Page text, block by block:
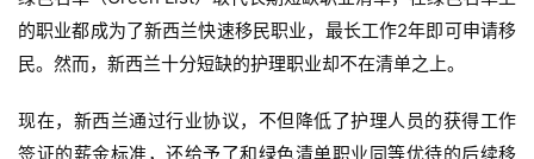
的职业都成为了新西兰快速移民职业，最长工作2年即可申请移
民。然而，新西兰十分短缺的护理职业却不在清单之上。
现在，新西兰通过行业协议，不但降低了护理人员的获得工作
签证的薪金标准，还给予了和绿色清单职业同等优待的后续移